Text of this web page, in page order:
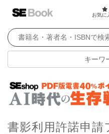
お気に
キーワ
書影利用許諾申請